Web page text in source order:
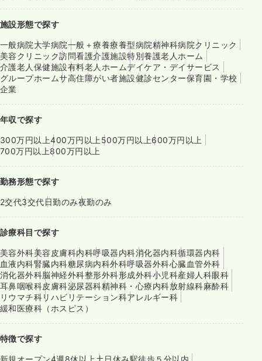
施設形態で探す
一般病院大学病院一般＋療養療養型病院精神科病院クリニック
美容クリニック訪問看護介護施設特別養護老人ホーム
介護老人保健施設有料老人ホームデイケア・デイサービス
グループホームサ高住障がい者施設健診センター保育園・学校
企業
年収で探す
300万円以上400万円以上 500万円以上600万円以上
700万円以上800万円以上
勤務形態で探す
2交代3交代日勤のみ夜勤のみ
診療科目で探す
美容外科美容皮膚科内科呼吸器内科消化器内科循環器内科
血液内科腎臓内科糖尿病内科外科呼吸器外科心臓血管外科
消化器外科脳神経外科整形外科形成外科小児科産婦人科眼科
耳鼻咽喉科皮膚科泌尿器科精神科・心療内科放射線科麻酔科
リウマチ科リハビリテーション科アレルギー科
緩和医療科（ホスピス）
特徴で探す